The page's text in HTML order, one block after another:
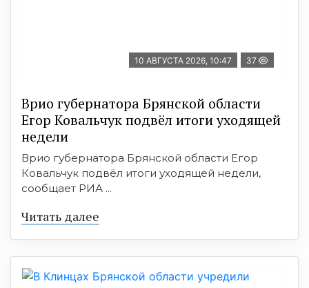
10 АВГУСТА 2026, 10:47 37
Врио губернатора Брянской области
Егор Ковальчук подвёл итоги уходящей
недели
Врио губернатора Брянской области Егор
Ковальчук подвёл итоги уходящей недели,
сообщает РИА ...
Читать далее